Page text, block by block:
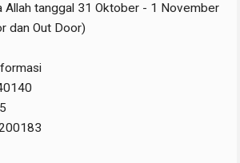
Allah tanggal 31 Oktober - 1 November
dan Out Door)